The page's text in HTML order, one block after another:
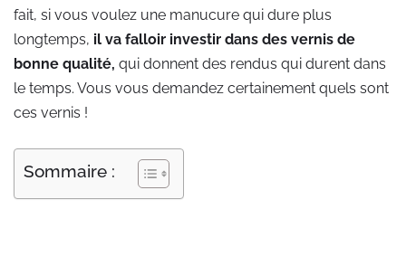
fait, si vous voulez une manucure qui dure plus
longtemps, il va falloir investir dans des vernis de
bonne qualité, qui donnent des rendus qui durent dans
le temps. Vous vous demandez certainement quels sont
ces vernis !
Sommaire :